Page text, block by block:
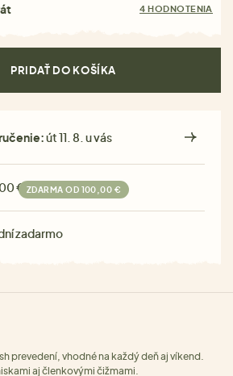
4 HODNOTENIA
PRIDAŤ DO KOŠÍKA
út 11. 8. u vás
€ ZDARMA OD 100,00 €
zadarmo
prevedení, vhodné na každý deň aj víkend.
aj členkovými čižmami.